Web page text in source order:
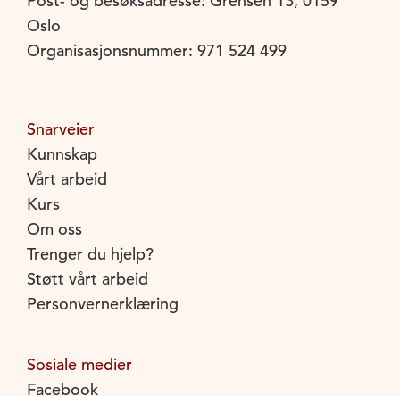
Oslo
Organisasjonsnummer: 971 524 499
Snarveier
Kunnskap
Vårt arbeid
Kurs
Om oss
Trenger du hjelp?
Støtt vårt arbeid
Personvernerklæring
Sosiale medier
Facebook